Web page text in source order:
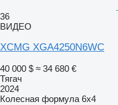
36
ВИДЕО
XCMG XGA4250N6WC
40 000 $ ≈ 34 680 €
Тягач
2024
Колесная формула 6x4